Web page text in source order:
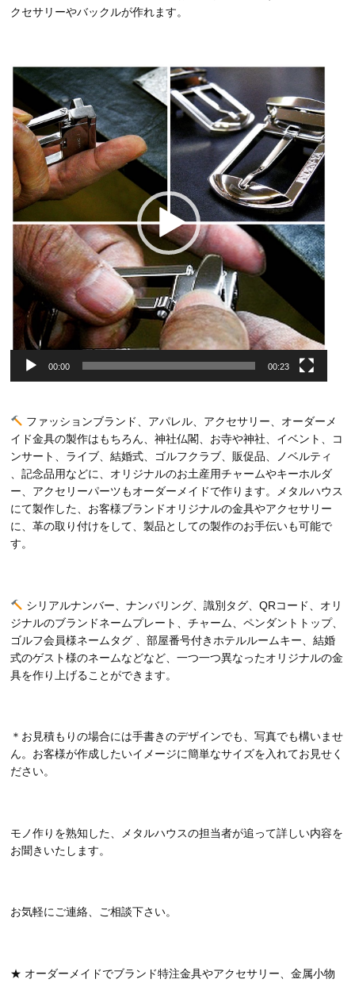
クセサリーやバックルが作れます。
動
プ
レ
ー
ヤ
ー
00:00 00:23
ファッションブランド、アパレル、アクセサリー、オーダーメ
イド金具の製作はもちろん、神社仏閣、お寺や神社、イベント、コ
ンサート、ライブ、結婚式、ゴルフクラブ、販促品、ノベルティ
、記念品用などに、オリジナルのお土産用チャームやキーホルダ
ー、アクセリーパーツもオーダーメイドで作ります。メタルハウス
にて製作した、お客様ブランドオリジナルの金具やアクセサリー
に、革の取り付けをして、製品としての製作のお手伝いも可能で
す。
シリアルナンバー、ナンバリング、識別タグ、QRコード、オリ
ジナルのブランドネームプレート、チャーム、ペンダントトップ、
ゴルフ会員様ネームタグ 、部屋番号付きホテルルームキー、結婚
式のゲスト様のネームなどなど、一つ一つ異なったオリジナルの金
具を作り上げることができます。
＊お見積もりの場合には手書きのデザインでも、写真でも構いませ
ん。お客様が作成したいイメージに簡単なサイズを入れてお見せく
ださい。
モノ作りを熟知した、メタルハウスの担当者が追って詳しい内容を
お聞きいたします。
お気軽にご連絡、ご相談下さい。
★ オーダーメイドでブランド特注金具やアクセサリー、金属小物